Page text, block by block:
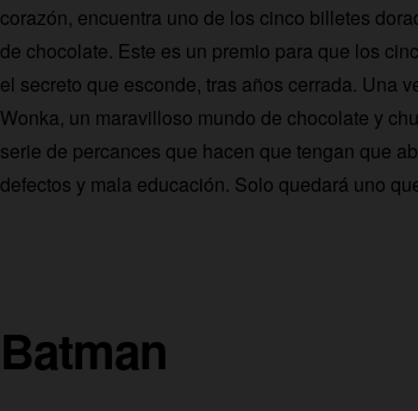
corazón, encuentra uno de los cinco billetes
de chocolate. Este es un premio para que los
el secreto que esconde, tras años cerrada. Una
Wonka, un maravilloso mundo de chocolate y
serie de percances que hacen que tengan que
defectos y mala educación. Solo quedará uno
Batman